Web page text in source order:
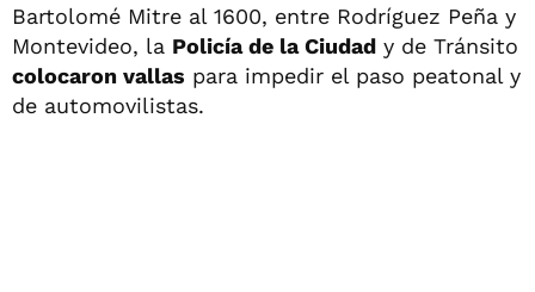
Bartolomé Mitre al 1600, entre Rodríguez Peña y
Montevideo, la Policía de la Ciudad y de Tránsito
colocaron vallas para impedir el paso peatonal y
de automovilistas.